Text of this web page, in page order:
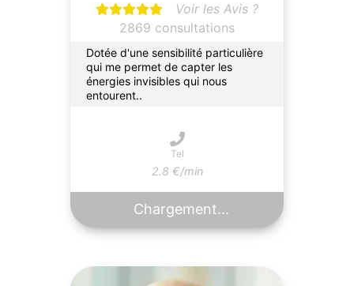
Voir les Avis ?
2869 consultations
Dotée d'une sensibilité particulière
qui me permet de capter les
énergies invisibles qui nous
entourent..
Tel
2.8 €/min
Chargement...